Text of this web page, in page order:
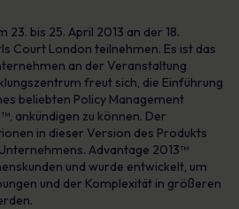
bis 25. April 2013 an der 18.
Court London teilnehmen. Es ist das
an der Veranstaltung
freut sich, die Einführung
beliebten Policy Management
ankündigen zu können. Der
in dieser Version des Produkts
Advantage 2013™
und wurde entwickelt, um
und der Komplexität in größeren